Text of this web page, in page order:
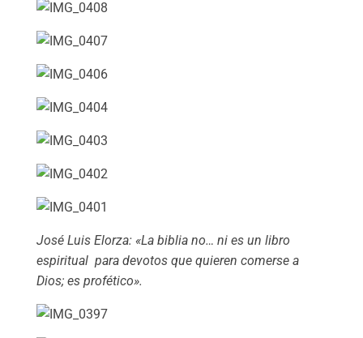
José Luis Elorza: «La biblia no… ni es un libro
espiritual para devotos que quieren comerse a
Dios; es profético».